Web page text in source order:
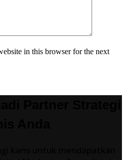
in this browser for the next